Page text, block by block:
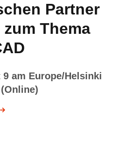
Partner
Thema
9 am Europe/Helsinki
(Online)